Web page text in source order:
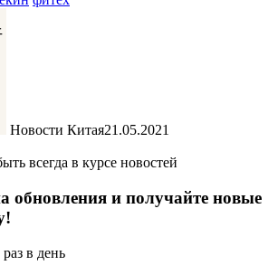
Новости Китая21.05.2021
всегда в курсе новостей
обновления и получайте новые
в день